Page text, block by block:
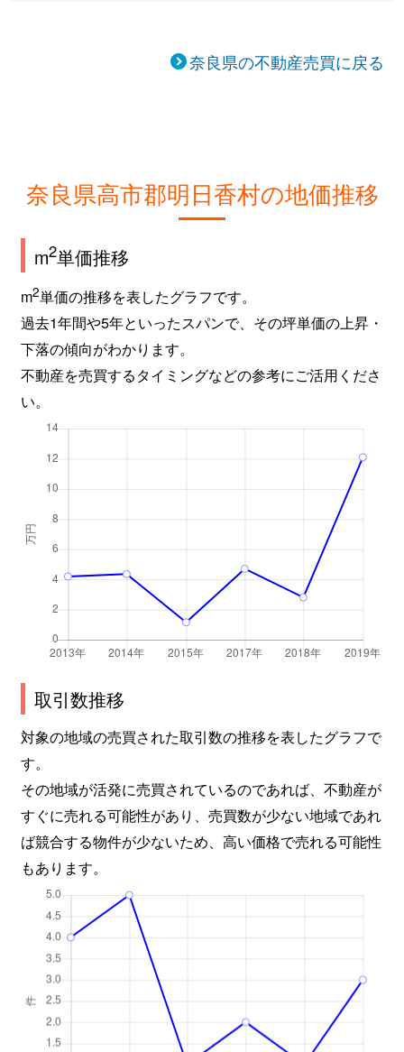
奈良県の不動産売買に戻る
奈良県高市郡明日香村の地価推移
m2単価推移
m2単価の推移を表したグラフです。
過去1年間や5年といったスパンで、その坪単価の上昇・
下落の傾向がわかります。
不動産を売買するタイミングなどの参考にご活用くださ
い。
取引数推移
対象の地域の売買された取引数の推移を表したグラフで
す。
その地域が活発に売買されているのであれば、不動産が
すぐに売れる可能性があり、売買数が少ない地域であれ
ば競合する物件が少ないため、高い価格で売れる可能性
もあります。